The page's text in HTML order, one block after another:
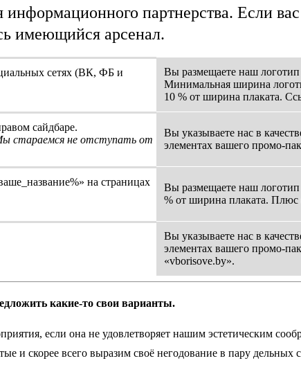
партнерства. Если
имеющийся арсенал.
сетях (ВК, ФБ и
Вы размещаете наш
Минимальная ширина
10 % от ширина плаката.
сайдбаре.
стараемся не отступать от
Вы указываете нас в
элементах вашего промо-
на страницах
Вы размещаете наш
% от ширина плаката. Плюс
Вы указываете нас в
элементах вашего промо-
«vborisove.by».
какие-то свои варианты.
если она не удовлетворяет нашим эстетическим
и скорее всего выразим своё негодование в пару дельных